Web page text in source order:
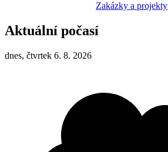
Zakázky a projekty
Aktuální počasí
dnes, čtvrtek 6. 8. 2026